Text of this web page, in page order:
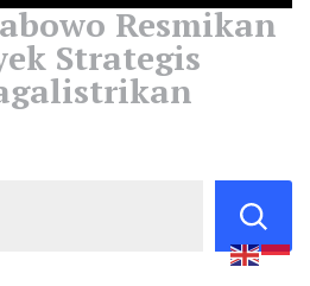
Resmikan
Strategis